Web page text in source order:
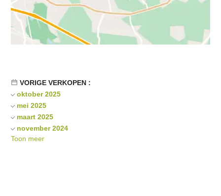
VORIGE VERKOPEN :
oktober 2025
mei 2025
maart 2025
november 2024
oktober 2023
Toon meer